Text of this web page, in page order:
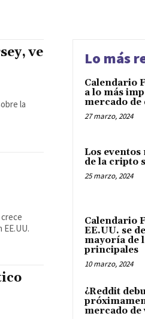
ve
la
Lo más
Calendario
a lo más
mercado de
27 marzo, 2024
Los eventos
de la cripto
25 marzo, 2024
Calendario
EE.UU. se
mayoría de
principales
10 marzo, 2024
¿Reddit
mercado de